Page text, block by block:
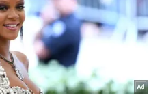
observamos o
colocação estratégica do